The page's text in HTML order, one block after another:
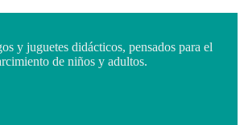
y juguetes didácticos, pensados para el
de niños y adultos.